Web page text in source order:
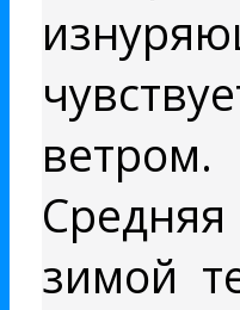
ветром.
зимой